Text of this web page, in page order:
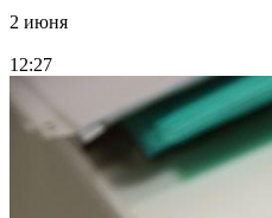
2 июня
12:27